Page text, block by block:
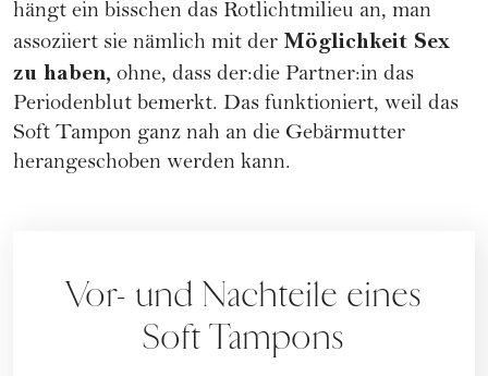
hängt ein bisschen das Rotlichtmilieu an, man
assoziiert sie nämlich mit der Möglichkeit Sex
zu haben, ohne, dass der:die Partner:in das
Periodenblut bemerkt. Das funktioniert, weil das
Soft Tampon ganz nah an die Gebärmutter
herangeschoben werden kann.
Vor- und Nachteile eines
Soft Tampons